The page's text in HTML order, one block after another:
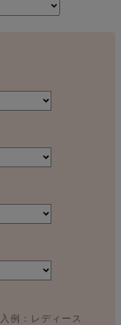
例：レディース